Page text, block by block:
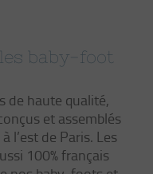
baby-foot
de haute qualité,
et assemblés
l’est de Paris. Les
100% français